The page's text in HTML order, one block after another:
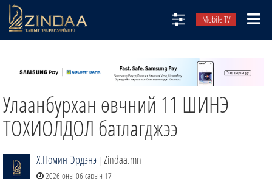
Mobile TV
ТВ8
ӨГЛӨӨНИЙ СОНИН
АУДИО ЗОХИОЛ
Улаанбурхан өвчний 11 ШИНЭ
ТОХИОЛДОЛ батлагджээ
Х.Номин-Эрдэнэ | Zindaa.mn
2026 оны 06 сарын 17